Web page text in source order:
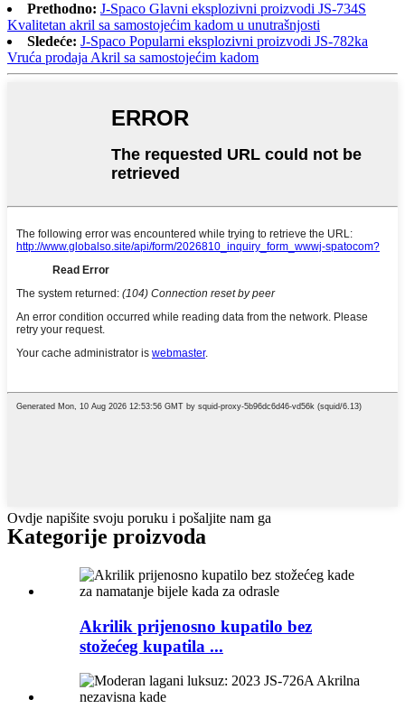
Prethodno: J-Spaco Glavni eksplozivni proizvodi JS-734S
Kvalitetan akril sa samostojećim kadom u unutrašnjosti
Sledeće: J-Spaco Popularni eksplozivni proizvodi JS-782ka
Vruća prodaja Akril sa samostojećim kadom
Ovdje napišite svoju poruku i pošaljite nam ga
Kategorije proizvoda
Akrilik prijenosno kupatilo bez
stožećeg kupatila ...